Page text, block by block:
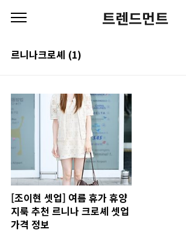
트렌드먼트
르니나크로셰 (1)
[조이현 셋업] 여름 휴가 휴양
지룩 추천 르니나 크로셰 셋업
가격 정보